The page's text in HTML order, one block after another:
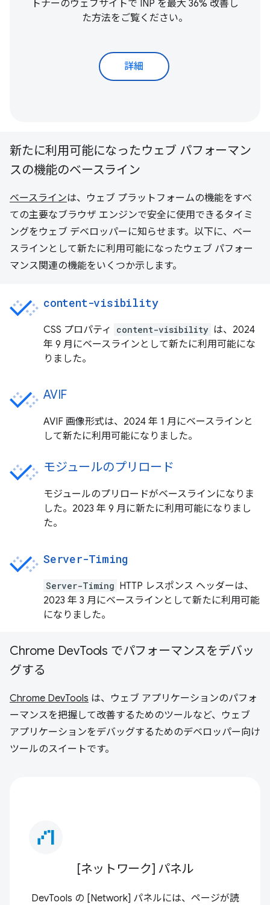
トナーのウェブサイトで INP を最大 36% 改善し
た方法をご覧ください。
詳細
新たに利用可能になったウェブ パフォーマン
スの機能のベースライン
ベースラインは、ウェブ プラットフォームの機能をすべ
ての主要なブラウザ エンジンで安全に使用できるタイミ
ングをウェブ デベロッパーに知らせます。以下に、ベー
スラインとして新たに利用可能になったウェブ パフォー
マンス関連の機能をいくつか示します。
content-visibility
CSS プロパティ content-visibility は、2024
年 9 月にベースラインとして新たに利用可能にな
りました。
AVIF
AVIF 画像形式は、2024 年 1 月にベースラインと
して新たに利用可能になりました。
モジュールのプリロード
モジュールのプリロードがベースラインになりま
した。2023 年 9 月に新たに利用可能になりまし
た。
Server-Timing
Server-Timing HTTP レスポンス ヘッダーは、
2023 年 3 月にベースラインとして新たに利用可能
になりました。
Chrome DevTools でパフォーマンスをデバッ
グする
Chrome DevTools は、ウェブ アプリケーションのパフォ
ーマンスを把握して改善するためのツールなど、ウェブ
アプリケーションをデバッグするためのデベロッパー向け
ツールのスイートです。
waterfall_chart
[ネットワーク] パネル
DevTools の [Network] パネルには、ページが読